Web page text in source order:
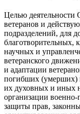
Целью деятельности
ветеранов и
подразделений, для
благотворительных,
научных и
ветеранского
и адаптации
погибших (умерших)
их духовных и иных
организации
защиты прав,